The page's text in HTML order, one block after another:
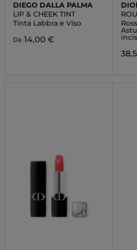
DIEGO DALLA PALMA
LIP & CHEEK TINT
Tinta Labbra e Viso
Da 14,00 €